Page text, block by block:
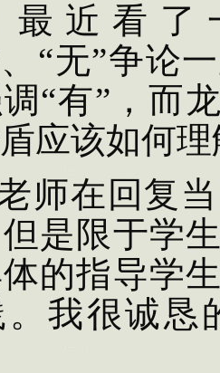
最近看了
“无”争论
“有”，而
应该如何
师在回复
是限于学
的指导学
。我很诚恳